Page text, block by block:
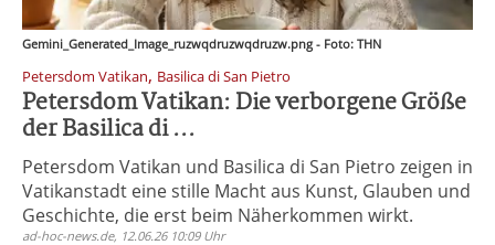
Gemini_Generated_Image_ruzwqdruzwqdruzw.png - Foto: THN
Petersdom Vatikan, Basilica di San Pietro
Petersdom Vatikan: Die verborgene Größe
der Basilica di ...
Petersdom Vatikan und Basilica di San Pietro zeigen in
Vatikanstadt eine stille Macht aus Kunst, Glauben und
Geschichte, die erst beim Näherkommen wirkt.
ad-hoc-news.de, 12.06.26 10:09 Uhr